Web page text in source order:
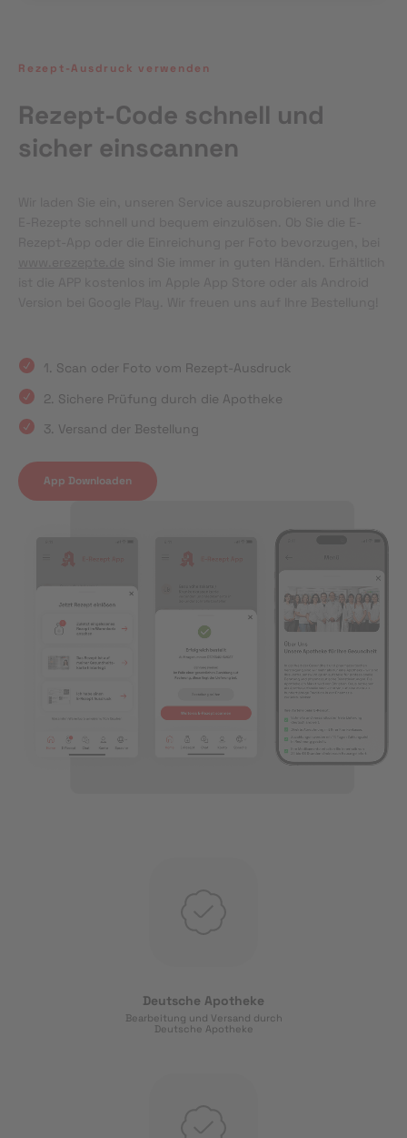
Rezept-Ausdruck verwenden
Rezept-Code schnell und
sicher einscannen
1. Scan oder Foto vom Rezept-Ausdruck
2. Sichere Prüfung durch die Apotheke
3. Versand der Bestellung
App Downloaden
Deutsche Apotheke
Bearbeitung und Versand durch
Deutsche Apotheke